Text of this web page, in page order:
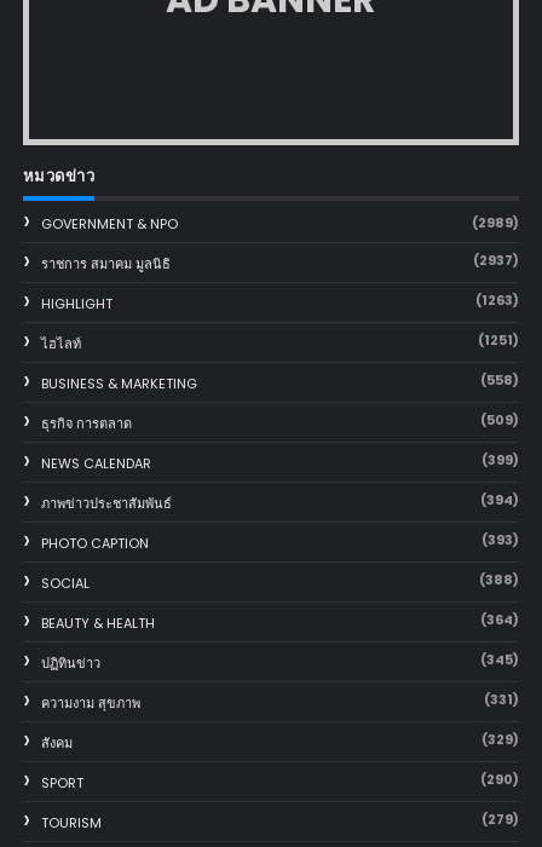
หมวดข่าว
GOVERNMENT & NPO (2989)
ราชการ สมาคม มูลนิธิ (2937)
HIGHLIGHT (1263)
ไฮไลท์ (1251)
BUSINESS & MARKETING (558)
ธุรกิจ การตลาด (509)
NEWS CALENDAR (399)
ภาพข่าวประชาสัมพันธ์ (394)
PHOTO CAPTION (393)
SOCIAL (388)
BEAUTY & HEALTH (364)
ปฏิทินข่าว (345)
ความงาม สุขภาพ (331)
สังคม (329)
SPORT (290)
TOURISM (279)